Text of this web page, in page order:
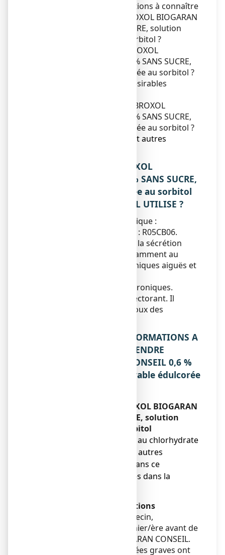
2. Quelles sont les informations à connaître
avant de prendre AMBROXOL BIOGARAN
CONSEIL 0,6 % SANS SUCRE, solution
buvable édulcorée au sorbitol ?
3. Comment prendre AMBROXOL
BIOGARAN CONSEIL 0,6 % SANS SUCRE,
solution buvable édulcorée au sorbitol ?
4. Quels sont les effets indésirables
5. Comment conserver AMBROXOL
BIOGARAN CONSEIL 0,6 % SANS SUCRE,
solution buvable édulcorée au sorbitol ?
6. Contenu de l’emballage et autres
1. QU’EST-CE QUE AMBROXOL
BIOGARAN CONSEIL 0,6 % SANS SUCRE,
solution buvable édulcorée au sorbitol
ET DANS QUELS CAS EST-IL UTILISE ?
Classe pharmacothérapeutique :
MUCOLYTIQUES - code ATC : R05CB06.
Traitement des troubles de la sécrétion
bronchique de l’adulte, notamment au
cours des affections bronchiques aiguës et
bronchopneumopathies chroniques.
Ce médicament est un expectorant. Il
facilite l'évacuation par la toux des
2. QUELLES SONT LES INFORMATIONS A
CONNAITRE AVANT DE PRENDRE
AMBROXOL BIOGARAN CONSEIL 0,6 %
SANS SUCRE, solution buvable édulcorée
Ne prenez jamais AMBROXOL BIOGARAN
CONSEIL 0,6 % SANS SUCRE, solution
buvable édulcorée au sorbitol
● Si vous êtes allergique au chlorhydrate
d’ambroxol ou à l’un des autres
composants contenus dans ce
médicament, mentionnés dans la
Avertissements et précautions
Adressez-vous à votre médecin,
pharmacien ou votre infirmier/ère avant de
prendre AMBROXOL BIOGARAN CONSEIL.
Des cas de réactions cutanées graves ont